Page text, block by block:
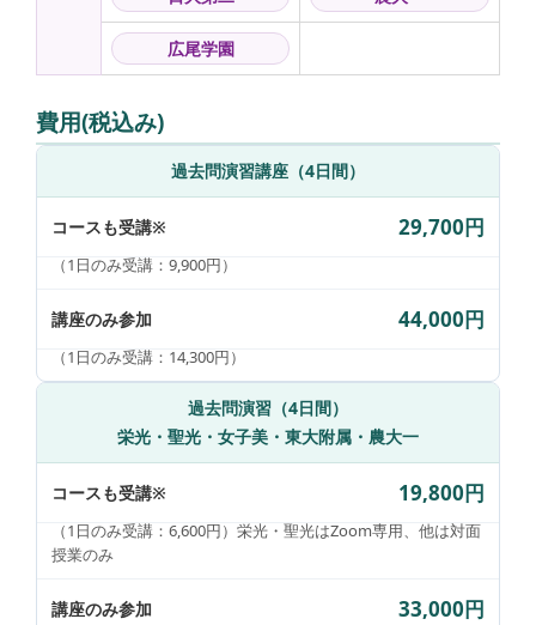
広尾学園
費用(税込み)
過去問演習講座（4日間）
コースも受講※ 29,700円
（1日のみ受講：9,900円）
講座のみ参加 44,000円
（1日のみ受講：14,300円）
過去問演習（4日間）
栄光・聖光・女子美・東大附属・農大一
コースも受講※ 19,800円
（1日のみ受講：6,600円）栄光・聖光はZoom専用、他は対面
授業のみ
講座のみ参加 33,000円